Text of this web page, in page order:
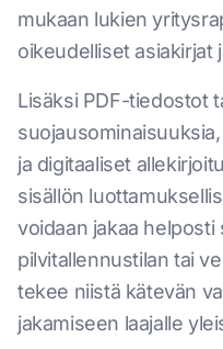
mukaan lukien
oikeudelliset asiakirjat
Lisäksi PDF-tiedostot
ja digitaaliset
sisällön
voidaan jakaa helposti
pilvitallennustilan tai
tekee niistä kätevän
jakamiseen laajalle